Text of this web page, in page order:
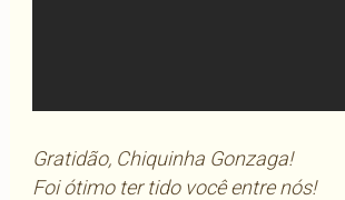
Gratidão, Chiquinha Gonzaga!
Foi ótimo ter tido você entre nós!